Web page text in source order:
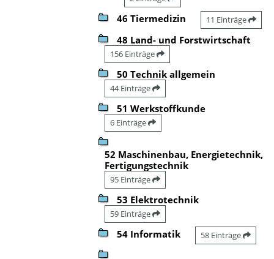
46 Tiermedizin 11 Einträge
48 Land- und Forstwirtschaft
156 Einträge
50 Technik allgemein
44 Einträge
51 Werkstoffkunde
6 Einträge
52 Maschinenbau, Energietechnik,
Fertigungstechnik
95 Einträge
53 Elektrotechnik
59 Einträge
54 Informatik 58 Einträge